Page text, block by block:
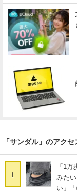
「サンダル」のアク
1
「1
みた
い」